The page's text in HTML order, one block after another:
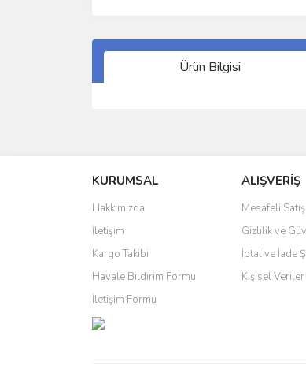
Ürün Bilgisi
Ürün resmi kalitesiz, bozuk veya
Ürün açıklamasında eksik bilgiler
Ürün bilgilerinde hatalar bulunuyor.
Ürün fiyatı diğer sitelerden daha pahalı.
Bu ürüne benzer farklı alternatifler
KURUMSAL
Hakkımızda
İletişim
Kargo Takibi
Havale Bildirim Formu
İletişim Formu
ALIŞVERİŞ
Mesafeli
Gizlilik ve
İptal ve İade
Kişisel Veriler